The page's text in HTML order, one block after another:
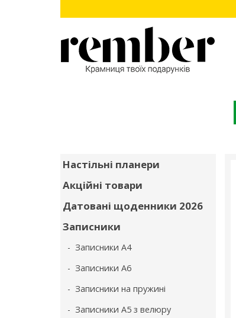
Настільні планери
Акційні товари
Датовані щоденники 2026
Записники
- Записники А4
- Записники А6
- Записники на пружині
- Записники А5 з велюру